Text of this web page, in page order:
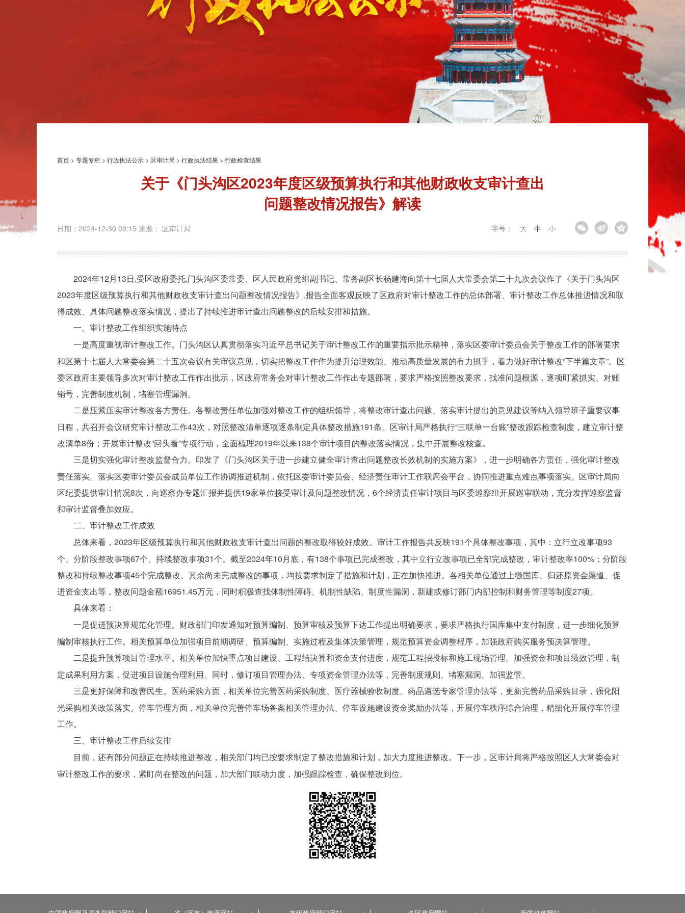
首页 >专题专栏 >行政执法公示 >区审计局 >行政执法结果 >行政检查结果
关于《门头沟区2023年度区级预算执行和其他财政收支审计查出
问题整改情况报告》解读
日期：2024-12-30 09:15 来源： 区审计局 字号： 大 中 小
2024年12月13日,受区政府委托,门头沟区委常委、区人民政府党组副书记、常务副区长杨建海向第十七届人大常委会第二十九次会议作了《关于门头沟区
2023年度区级预算执行和其他财政收支审计查出问题整改情况报告》,报告全面客观反映了区政府对审计整改工作的总体部署、审计整改工作总体推进情况和取
得成效、具体问题整改落实情况，提出了持续推进审计查出问题整改的后续安排和措施。
一、审计整改工作组织实施特点
一是高度重视审计整改工作。门头沟区认真贯彻落实习近平总书记关于审计整改工作的重要指示批示精神，落实区委审计委员会关于整改工作的部署要求
和区第十七届人大常委会第二十五次会议有关审议意见，切实把整改工作作为提升治理效能、推动高质量发展的有力抓手，着力做好审计整改“下半篇文章”。区
委区政府主要领导多次对审计整改工作作出批示，区政府常务会对审计整改工作作出专题部署，要求严格按照整改要求，找准问题根源，逐项盯紧抓实、对账
销号，完善制度机制，堵塞管理漏洞。
二是压紧压实审计整改各方责任。各整改责任单位加强对整改工作的组织领导，将整改审计查出问题、落实审计提出的意见建议等纳入领导班子重要议事
日程，共召开会议研究审计整改工作43次，对照整改清单逐项逐条制定具体整改措施191条。区审计局严格执行“三联单一台账”整改跟踪检查制度，建立审计整
改清单8份；开展审计整改“回头看”专项行动，全面梳理2019年以来138个审计项目的整改落实情况，集中开展整改核查。
三是切实强化审计整改监督合力。印发了《门头沟区关于进一步建立健全审计查出问题整改长效机制的实施方案》，进一步明确各方责任，强化审计整改
责任落实。落实区委审计委员会成员单位工作协调推进机制，依托区委审计委员会、经济责任审计工作联席会平台，协同推进重点难点事项落实。区审计局向
区纪委提供审计情况8次，向巡察办专题汇报并提供19家单位接受审计及问题整改情况，6个经济责任审计项目与区委巡察组开展巡审联动，充分发挥巡察监督
和审计监督叠加效应。
二、审计整改工作成效
总体来看，2023年区级预算执行和其他财政收支审计查出问题的整改取得较好成效。审计工作报告共反映191个具体整改事项，其中：立行立改事项93
个、分阶段整改事项67个、持续整改事项31个。截至2024年10月底，有138个事项已完成整改，其中立行立改事项已全部完成整改，审计整改率100%；分阶段
整改和持续整改事项45个完成整改。其余尚未完成整改的事项，均按要求制定了措施和计划，正在加快推进。各相关单位通过上缴国库、归还原资金渠道、促
进资金支出等，整改问题金额16951.45万元，同时积极查找体制性障碍、机制性缺陷、制度性漏洞，新建或修订部门内部控制和财务管理等制度27项。
具体来看：
一是促进预决算规范化管理。财政部门印发通知对预算编制、预算审核及预算下达工作提出明确要求，要求严格执行国库集中支付制度，进一步细化预算
编制审核执行工作。相关预算单位加强项目前期调研、预算编制、实施过程及集体决策管理，规范预算资金调整程序，加强政府购买服务预决算管理。
二是提升预算项目管理水平。相关单位加快重点项目建设、工程结决算和资金支付进度，规范工程招投标和施工现场管理。加强资金和项目绩效管理，制
定成果利用方案，促进项目设施合理利用。同时，修订项目管理办法、专项资金管理办法等，完善制度规则、堵塞漏洞、加强监管。
三是更好保障和改善民生。医药采购方面，相关单位完善医药采购制度、医疗器械验收制度、药品遴选专家管理办法等，更新完善药品采购目录，强化阳
光采购相关政策落实。停车管理方面，相关单位完善停车场备案相关管理办法、停车设施建设资金奖励办法等，开展停车秩序综合治理，精细化开展停车管理
工作。
三、审计整改工作后续安排
目前，还有部分问题正在持续推进整改，相关部门均已按要求制定了整改措施和计划，加大力度推进整改。下一步，区审计局将严格按照区人大常委会对
审计整改工作的要求，紧盯尚在整改的问题，加大部门联动力度，加强跟踪检查，确保整改到位。